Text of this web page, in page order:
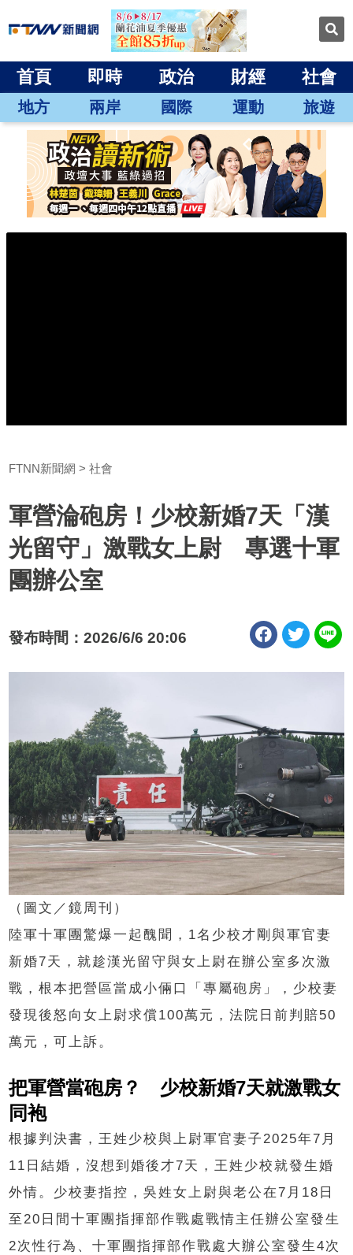
首頁 即時 政治 財經 社會
地方 兩岸 國際 運動 旅遊
FTNN新聞網 社會
軍營淪砲房！少校新婚7天「漢
光留守」激戰女上尉 專選十軍
團辦公室
發布時間：2026/6/6 20:06
（圖文／鏡周刊）
陸軍十軍團驚爆一起醜聞，1名少校才剛與軍官妻
新婚7天，就趁漢光留守與女上尉在辦公室多次激
戰，根本把營區當成小倆口「專屬砲房」，少校妻
發現後怒向女上尉求償100萬元，法院日前判賠50
萬元，可上訴。
把軍營當砲房？ 少校新婚7天就激戰女
同袍
根據判決書，王姓少校與上尉軍官妻子2025年7月
11日結婚，沒想到婚後才7天，王姓少校就發生婚
外情。少校妻指控，吳姓女上尉與老公在7月18日
至20日間十軍團指揮部作戰處戰情主任辦公室發生
2次性行為、十軍團指揮部作戰處大辦公室發生4次